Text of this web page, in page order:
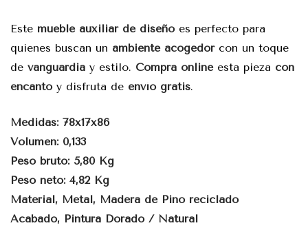
Este mueble auxiliar de diseñoes perfecto para
quienes buscan un ambiente acogedorcon un toque
de vanguardia y estilo. Compra onlineesta pieza con
encantoy disfruta de envío gratis.
Medidas: 78x17x86
Volumen: 0,133
Peso bruto: 5,80 Kg
Peso neto: 4,82 Kg
Material, Metal, Madera de Pino reciclado
Acabado, Pintura Dorado / Natural